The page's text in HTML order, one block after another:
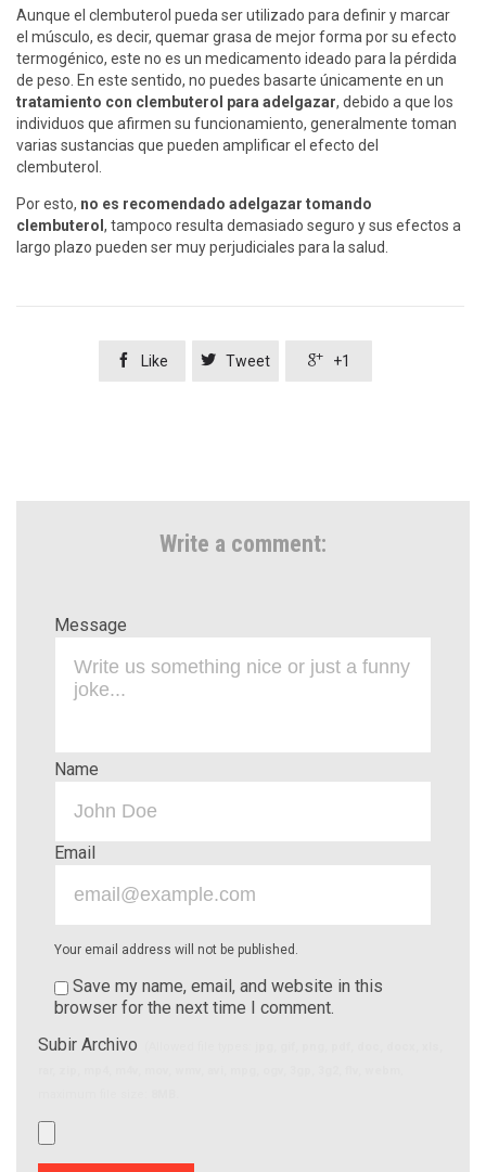
Aunque el clembuterol pueda ser utilizado para definir y marcar
el músculo, es decir, quemar grasa de mejor forma por su efecto
termogénico, este no es un medicamento ideado para la pérdida
de peso. En este sentido, no puedes basarte únicamente en un
tratamiento con clembuterol para adelgazar, debido a que los
individuos que afirmen su funcionamiento, generalmente toman
varias sustancias que pueden amplificar el efecto del
clembuterol.
Por esto, no es recomendado adelgazar tomando
clembuterol , tampoco resulta demasiado seguro y sus efectos a
largo plazo pueden ser muy perjudiciales para la salud.
 Like  Tweet  +1
Write a comment:
Message
Name
Email
Your email address will not be published.
Save my name, email, and website in this
browser for the next time I comment.
Subir Archivo